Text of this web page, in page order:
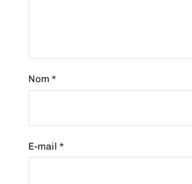
Nom *
E-mail *